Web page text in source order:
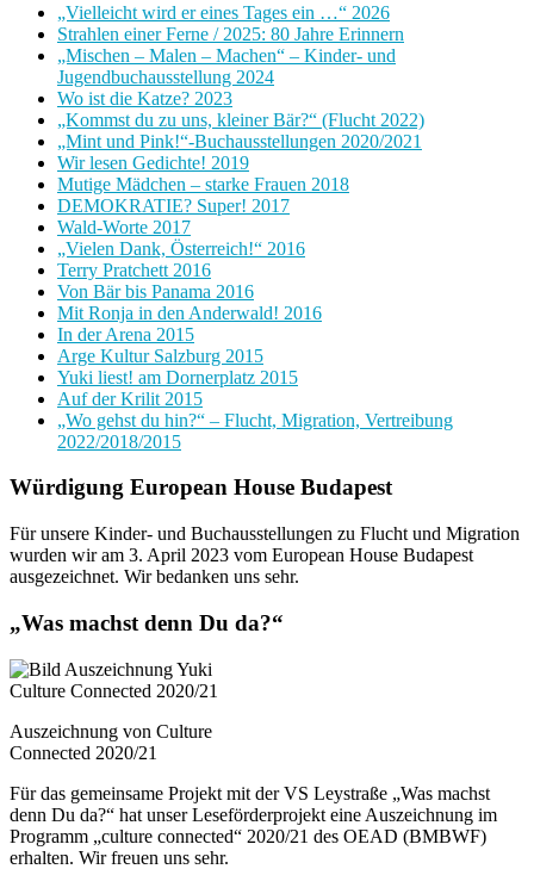
„Vielleicht wird er eines Tages ein …“ 2026
Strahlen einer Ferne / 2025: 80 Jahre Erinnern
„Mischen – Malen – Machen“ – Kinder- und
Jugendbuchausstellung 2024
Wo ist die Katze? 2023
„Kommst du zu uns, kleiner Bär?“ (Flucht 2022)
„Mint und Pink!“-Buchausstellungen 2020/2021
Wir lesen Gedichte! 2019
Mutige Mädchen – starke Frauen 2018
DEMOKRATIE? Super! 2017
Wald-Worte 2017
„Vielen Dank, Österreich!“ 2016
Terry Pratchett 2016
Von Bär bis Panama 2016
Mit Ronja in den Anderwald! 2016
In der Arena 2015
Arge Kultur Salzburg 2015
Yuki liest! am Dornerplatz 2015
Auf der Krilit 2015
„Wo gehst du hin?“ – Flucht, Migration, Vertreibung
2022/2018/2015
Würdigung European House Budapest
Für unsere Kinder- und Buchausstellungen zu Flucht und Migration
wurden wir am 3. April 2023 vom European House Budapest
ausgezeichnet. Wir bedanken uns sehr.
„Was machst denn Du da?“
Auszeichnung von Culture
Connected 2020/21
Für das gemeinsame Projekt mit der VS Leystraße „Was machst
denn Du da?“ hat unser Leseförderprojekt eine Auszeichnung im
Programm „culture connected“ 2020/21 des OEAD (BMBWF)
erhalten. Wir freuen uns sehr.